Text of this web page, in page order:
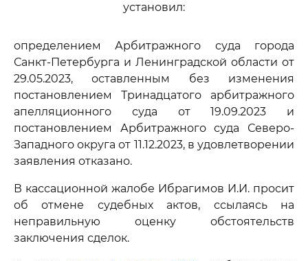
установил:
определением Арбитражного суда города
Санкт-Петербурга и Ленинградской области от
29.05.2023, оставленным без изменения
постановлением Тринадцатого арбитражного
апелляционного суда от 19.09.2023 и
постановлением Арбитражного суда Северо-
Западного округа от 11.12.2023, в удовлетворении
заявления отказано.
В кассационной жалобе Ибрагимов И.И. просит
об отмене судебных актов, ссылаясь на
неправильную оценку обстоятельств
заключения сделок.